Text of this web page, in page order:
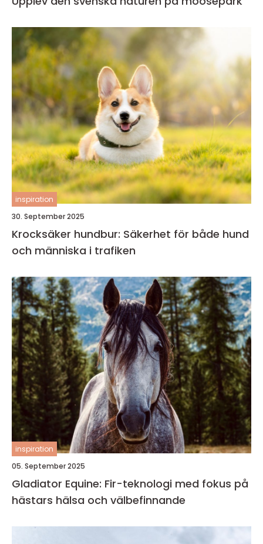
inspiration
30. September 2025
Krocksäker hundbur: Säkerhet för både hund
och människa i trafiken
inspiration
05. September 2025
Gladiator Equine: Fir-teknologi med fokus på
hästars hälsa och välbefinnande